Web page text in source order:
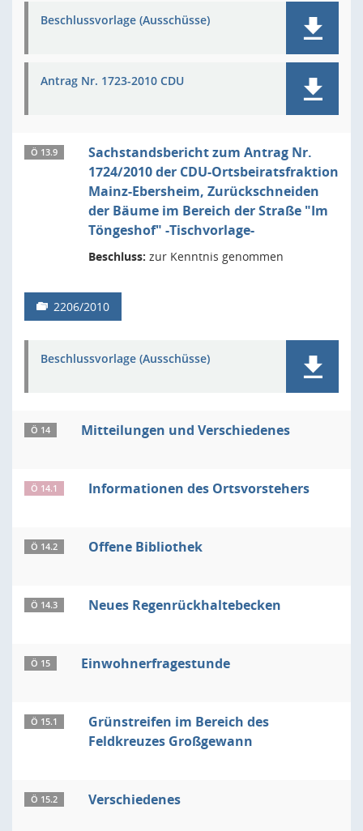
Beschlussvorlage (Ausschüsse)
Antrag Nr. 1723-2010 CDU
Ö 13.9
Sachstandsbericht zum Antrag Nr.
1724/2010 der CDU-Ortsbeiratsfraktion
Mainz-Ebersheim, Zurückschneiden
der Bäume im Bereich der Straße "Im
Töngeshof" -Tischvorlage-
Beschluss: zur Kenntnis genommen
2206/2010
Beschlussvorlage (Ausschüsse)
Ö 14 Mitteilungen und Verschiedenes
Ö 14.1 Informationen des Ortsvorstehers
Ö 14.2 Offene Bibliothek
Ö 14.3 Neues Regenrückhaltebecken
Ö 15 Einwohnerfragestunde
Ö 15.1
Grünstreifen im Bereich des
Feldkreuzes Großgewann
Ö 15.2 Verschiedenes